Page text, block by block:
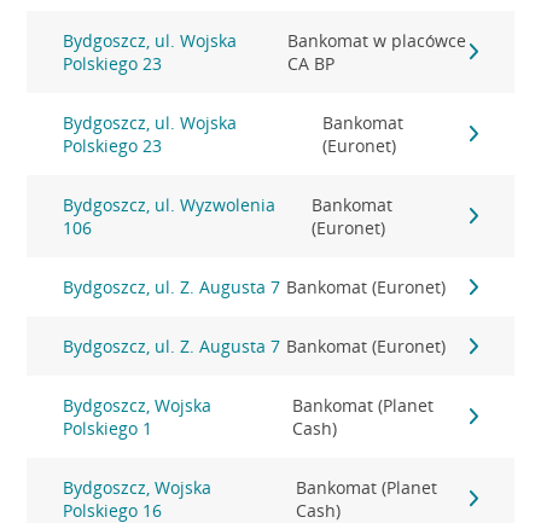
Bydgoszcz, ul. Wojska
Polskiego 23
Bankomat w placówce
CA BP
Bydgoszcz, ul. Wojska
Polskiego 23
Bankomat
(Euronet)
Bydgoszcz, ul. Wyzwolenia
106
Bankomat
(Euronet)
Bydgoszcz, ul. Z. Augusta 7 Bankomat (Euronet)
Bydgoszcz, ul. Z. Augusta 7 Bankomat (Euronet)
Bydgoszcz, Wojska
Polskiego 1
Bankomat (Planet
Cash)
Bydgoszcz, Wojska
Polskiego 16
Bankomat (Planet
Cash)